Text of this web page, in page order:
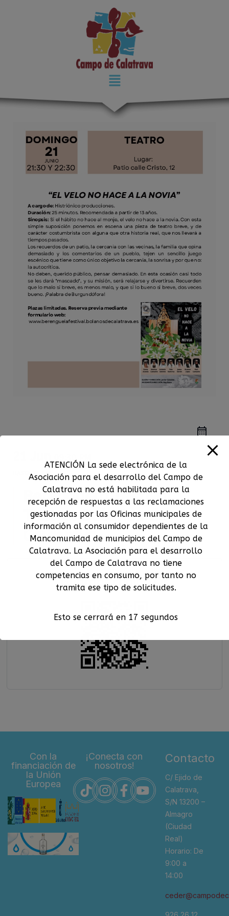
09:30 PM
HASTA21 JUN
Berenguela Festival.
Teatro. Bolaños de
Calatrava
Guardar código Qr
Con la
financiación de
la Unión
Europea
¡Conecta con
nosotros!
Contacto
C/ Ejido de
Calatrava,
S/N 13200 –
Almagro
(Ciudad
Real)
Horario: De
9:00 a
14:00
ATENCIÓN La sede electrónica de la
Asociación para el desarrollo del Campo de
Calatrava no está habilitada para la
recepción de respuestas a las reclamaciones
gestionadas por las Oficinas municipales de
información al consumidor dependientes de la
Mancomunidad de municipios del Campo de
Calatrava. La Asociación para el desarrollo
del Campo de Calatrava no tiene
competencias en consumo, por tanto no
tramita ese tipo de solicitudes.
Esto se cerrará en 17 segundos